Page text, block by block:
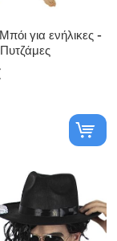
για ενήλικες -